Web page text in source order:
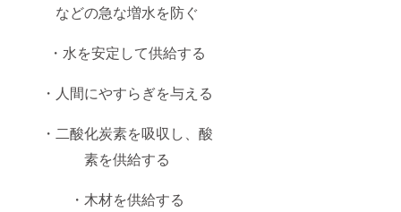
などの急な増水を防ぐ
・水を安定して供給する
・人間にやすらぎを与える
・二酸化炭素を吸収し、酸
素を供給する
・木材を供給する